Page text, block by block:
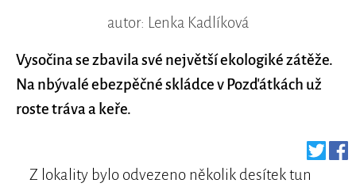
autor: Lenka Kadlíková
Vysočina se zbavila své největší ekologiké zátěže.
Na nbývalé ebezpěčné skládce v Pozďátkách už
roste tráva a keře.
Z lokality bylo odvezeno několik desítek tun